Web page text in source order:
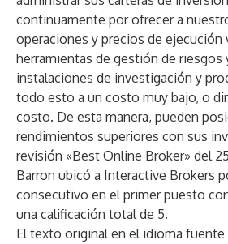
continuamente por ofrecer a
operaciones y precios de ejecución
herramientas de gestión de riesgos
instalaciones de investigación y
todo esto a un costo muy bajo, o
costo. De esta manera, pueden
rendimientos superiores con sus
revisión «Best Online Broker» del
Barron ubicó a Interactive Brokers
consecutivo en el primer puesto
una calificación total de 5.
El texto original en el idioma